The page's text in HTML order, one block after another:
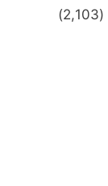
(2,103)